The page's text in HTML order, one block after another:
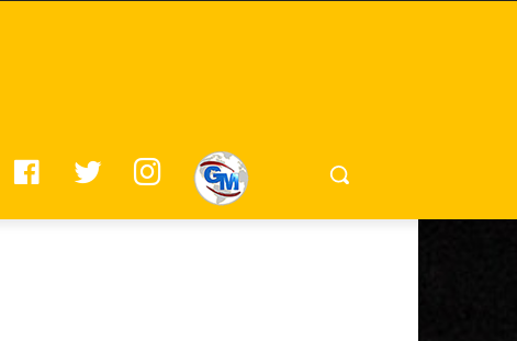
A W
I
N
G
M